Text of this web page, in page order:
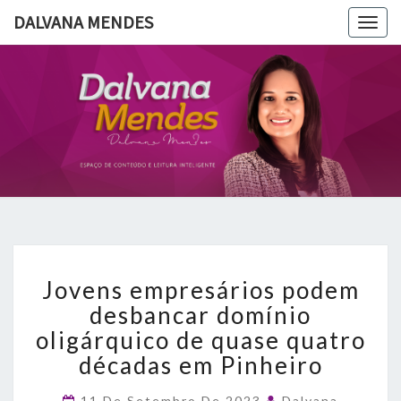
DALVANA MENDES
DALVANA
MENDES
Espaço De
Conteúdo
E Leitura
Inteligente
empresários
podem
desbancar
domínio
oligárquico
Jovens empresários podem
desbancar domínio
oligárquico de quase quatro
décadas em Pinheiro